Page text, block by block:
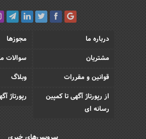
درباره ما
مجوزها
مشتریان
سوالات
قوانین و مقررات
وبلاگ
از رپورتاژ آگهی تا کمپین
رسانه ای
رپورتاژ